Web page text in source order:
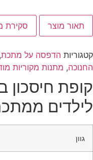
תאור מוצר סקירת
קטגוריות הדפסה על מתכת,
החנוכה, מתנות מקוריות
קופת
לילדים
גוון